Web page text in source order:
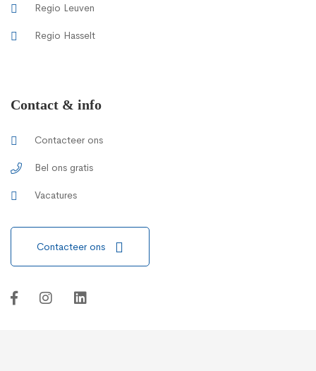
Regio Leuven
Regio Hasselt
Contact & info
Contacteer ons
Bel ons gratis
Vacatures
Contacteer ons